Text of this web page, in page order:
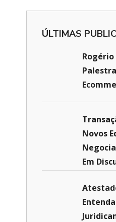
ÚLTIMAS
Rogério
Novos
Em